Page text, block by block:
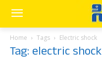
Home Tags Electric shock
Tag: electric shock